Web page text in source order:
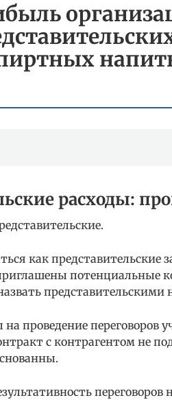
расходы:
как
потенциальные
представительскими
проведение переговоров
с контрагентом не
переговоров